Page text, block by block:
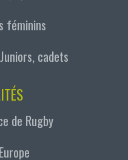
féminins
cadets
de Rugby